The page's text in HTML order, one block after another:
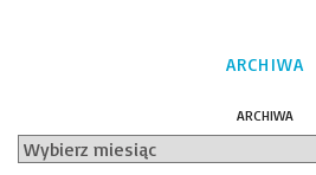
ARCHIWA
ARCHIWA